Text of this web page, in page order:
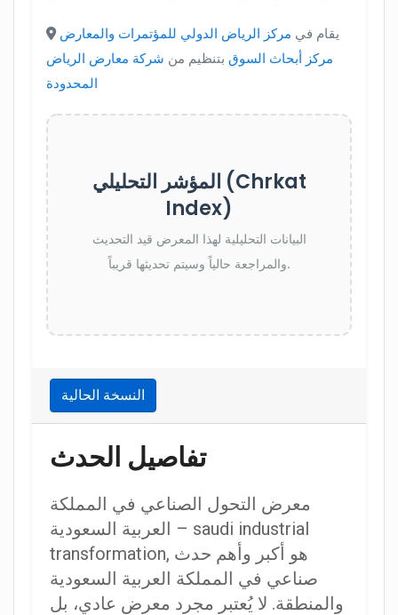
يقام في مركز الرياض الدولي للمؤتمرات والمعارض
مركز أبحاث السوق بتنظيم من شركة معارض الرياض
المحدودة
المؤشر التحليلي (Chrkat
Index)
البيانات التحليلية لهذا المعرض قيد التحديث
والمراجعة حالياً وسيتم تحديثها قريباً.
النسخة الحالية
تفاصيل الحدث
معرض التحول الصناعي في المملكة
العربية السعودية – saudi industrial
transformation, هو أكبر وأهم حدث
صناعي في المملكة العربية السعودية
والمنطقة. لا يُعتبر مجرد معرض عادي، بل